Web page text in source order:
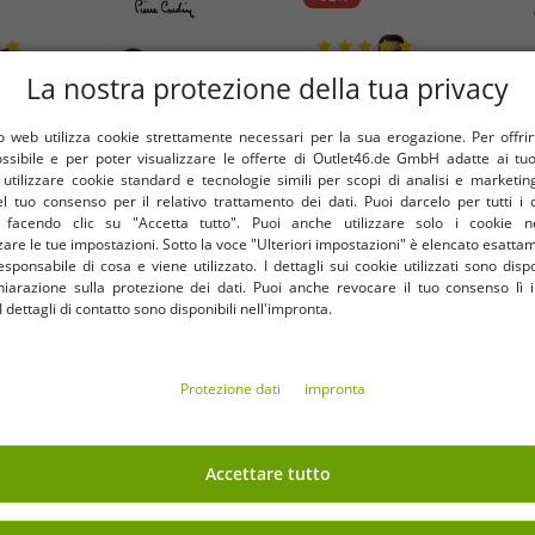
bagno mimetico da uomo
LA203937 color kaki o
49,95 €* 3,30 €
Comodi pantaloncini
SCOTCH & SODA,
pantaloncini fitness
nero/blu/petrolio o
RRP39,95 €* 3,30
La nostra protezione della tua privacy
web utilizza cookie strettamente necessari per la sua erogazione. Per
e per poter visualizzare le offerte di Outlet46.de GmbH adatte ai
cookie standard e tecnologie simili per scopi di analisi e
tuo consenso per il relativo trattamento dei dati. Puoi darcelo per tutti i
facendo clic su "Accetta tutto". Puoi anche utilizzare solo i cookie
le tue impostazioni. Sotto la voce "Ulteriori impostazioni" è elencato
di cosa e viene utilizzato. I dettagli sui cookie utilizzati sono
sulla protezione dei dati. Puoi anche revocare il tuo consenso lì
dettagli di contatto sono disponibili nell'impronta.
Protezione dati impronta
Accettare tutto